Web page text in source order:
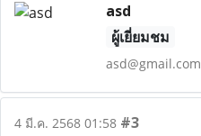
asd
ผู้เยี่ยมชม
asd@gmail.com
4 มี.ค. 2568 01:58 #3